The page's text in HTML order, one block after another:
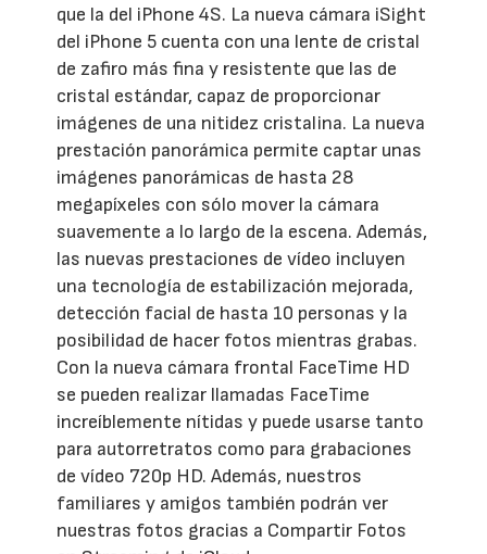
que la del iPhone 4S. La nueva cámara iSight
del iPhone 5 cuenta con una lente de cristal
de zafiro más fina y resistente que las de
cristal estándar, capaz de proporcionar
imágenes de una nitidez cristalina. La nueva
prestación panorámica permite captar unas
imágenes panorámicas de hasta 28
megapíxeles con sólo mover la cámara
suavemente a lo largo de la escena. Además,
las nuevas prestaciones de vídeo incluyen
una tecnología de estabilización mejorada,
detección facial de hasta 10 personas y la
posibilidad de hacer fotos mientras grabas.
Con la nueva cámara frontal FaceTime HD
se pueden realizar llamadas FaceTime
increíblemente nítidas y puede usarse tanto
para autorretratos como para grabaciones
de vídeo 720p HD. Además, nuestros
familiares y amigos también podrán ver
nuestras fotos gracias a Compartir Fotos